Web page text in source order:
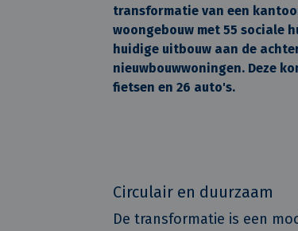
transformatie van een
woongebouw met 55 sociale
huidige uitbouw aan de
nieuwbouwwoningen. Deze
fietsen en 26 auto's.
Circulair en duurzaam
De transformatie is een